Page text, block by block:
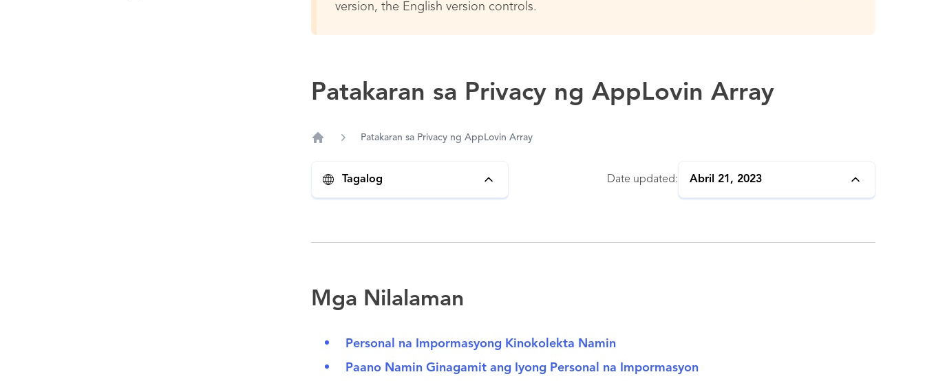
version, the English version controls.
Patakaran sa Privacy ng AppLovin Array
Patakaran sa Privacy ng AppLovin Array
Tagalog Date updated: Abril 21, 2023
Mga Nilalaman
Personal na Impormasyong Kinokolekta Namin
Paano Namin Ginagamit ang Iyong Personal na Impormasyon